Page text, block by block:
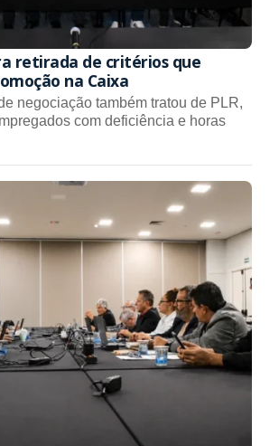
retirada de critérios que
na Caixa
negociação também tratou de PLR,
com deficiência e horas